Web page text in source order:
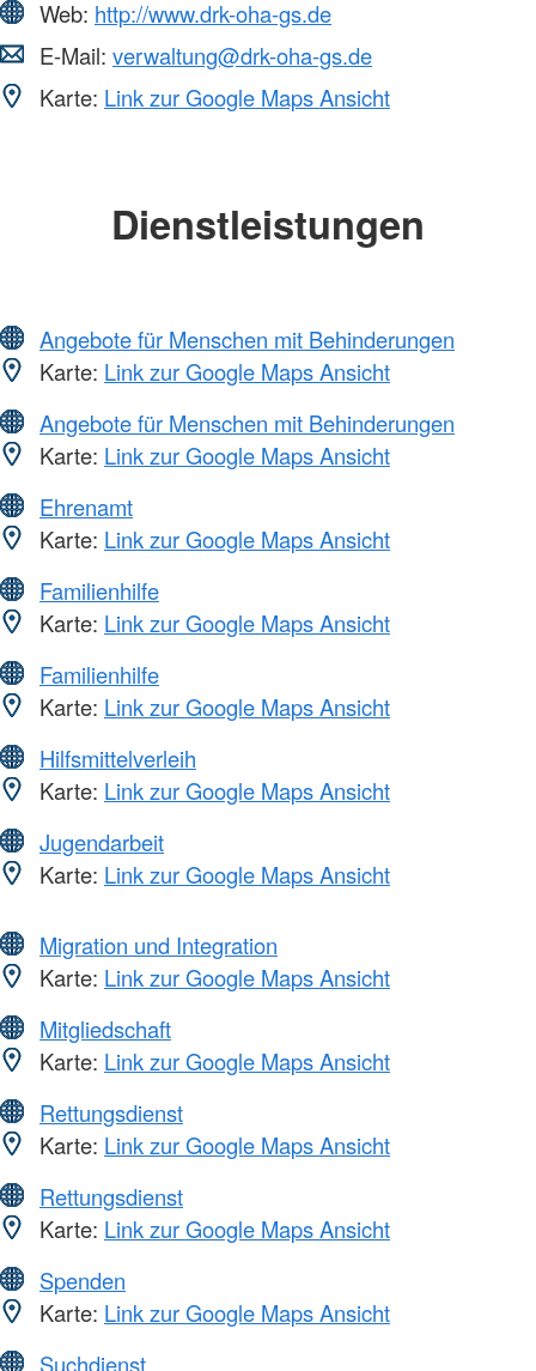
Web: http://www.drk-oha-gs.de
E-Mail: verwaltung@drk-oha-gs.de
Karte: Link zur Google Maps Ansicht
Dienstleistungen
Angebote für Menschen mit Behinderungen
Karte: Link zur Google Maps Ansicht
Angebote für Menschen mit Behinderungen
Karte: Link zur Google Maps Ansicht
Ehrenamt
Karte: Link zur Google Maps Ansicht
Familienhilfe
Karte: Link zur Google Maps Ansicht
Familienhilfe
Karte: Link zur Google Maps Ansicht
Hilfsmittelverleih
Karte: Link zur Google Maps Ansicht
Jugendarbeit
Karte: Link zur Google Maps Ansicht
Migration und Integration
Karte: Link zur Google Maps Ansicht
Mitgliedschaft
Karte: Link zur Google Maps Ansicht
Rettungsdienst
Karte: Link zur Google Maps Ansicht
Rettungsdienst
Karte: Link zur Google Maps Ansicht
Spenden
Karte: Link zur Google Maps Ansicht
Suchdienst